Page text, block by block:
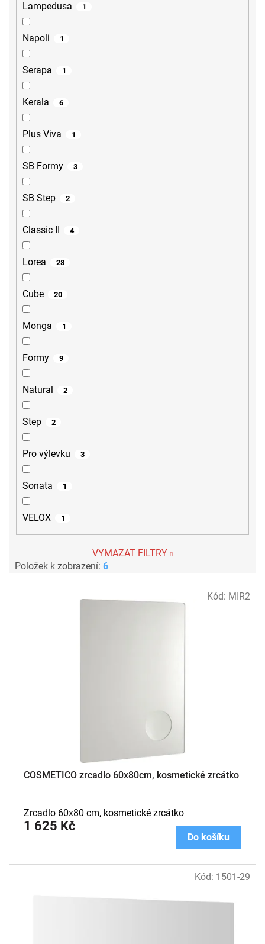
Lampedusa 1
Napoli 1
Serapa 1
Kerala 6
Plus Viva 1
SB Formy 3
SB Step 2
Classic II 4
Lorea 28
Cube 20
Monga 1
Formy 9
Natural 2
Step 2
Pro výlevku 3
Sonata 1
VELOX 1
VYMAZAT FILTRY
Položek k zobrazení: 6
COSMETICO zrcadlo 60x80cm, kosmetické zrcátko
1 625 Kč
Do košíku
Zrcadlo 60x80 cm, kosmetické zrcátko
Kód: MIR2
Kód: 1501-29